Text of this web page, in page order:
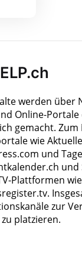
werden über
Online-
gemacht.
wie
und
Plattformen
zur
platzieren.